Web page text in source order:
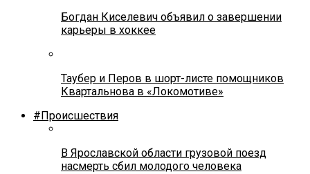
Богдан Киселевич объявил о завершении
карьеры в хоккее
Таубер и Перов в шорт-листе помощников
Квартальнова в «Локомотиве»
#Происшествия
В Ярославской области грузовой поезд
насмерть сбил молодого человека